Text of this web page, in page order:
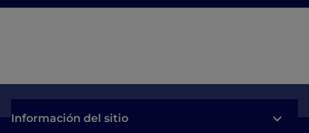
Información del sitio